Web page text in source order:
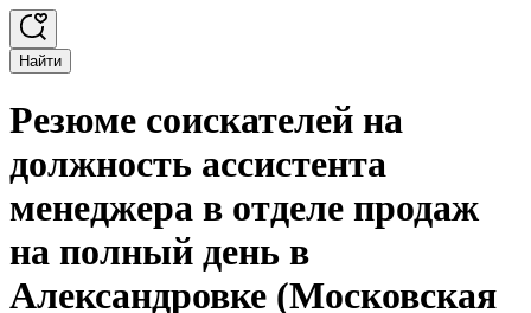
Найти
Резюме соискателей на
должность ассистента
менеджера в отделе продаж
на полный день в
Александровке (Московская